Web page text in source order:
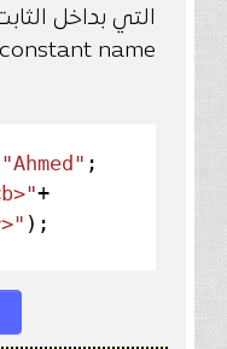
التي بداخل
constant name.
"Ahmed" ;
+
);